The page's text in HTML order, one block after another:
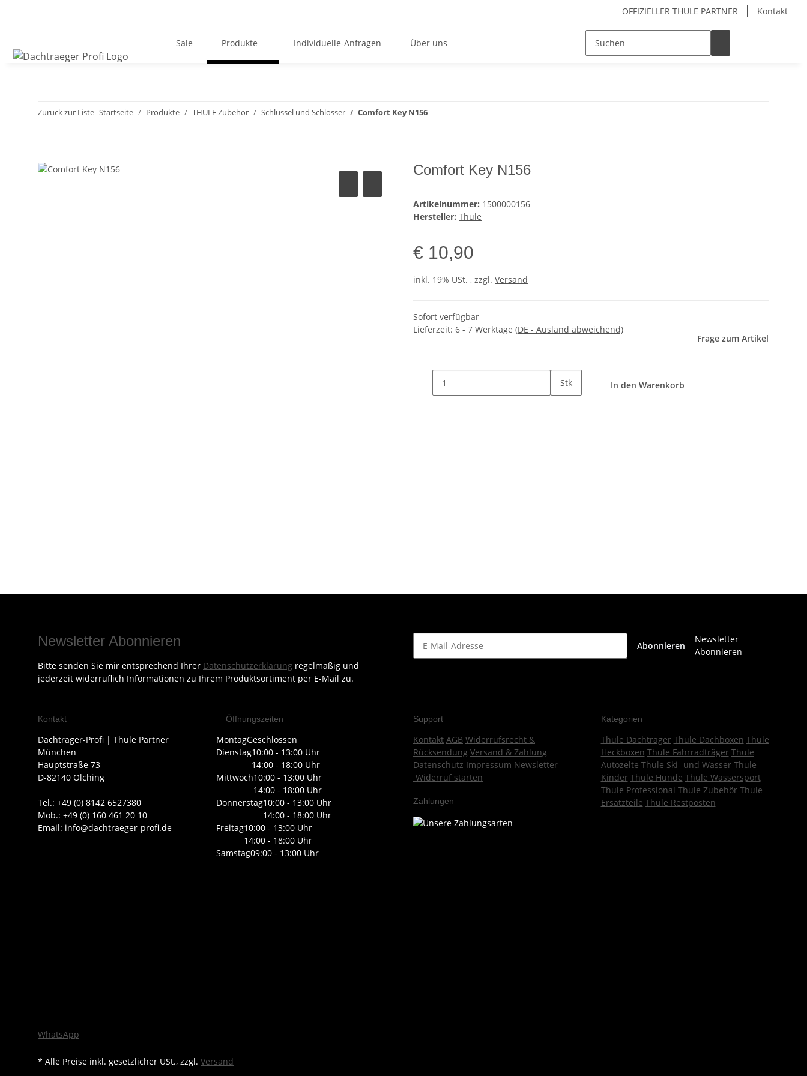
OFFIZIELLER THULE PARTNER Kontakt
Sale Produkte Individuelle-Anfragen Über uns
Zurück zur Liste Startseite Produkte THULE Zubehör Schlüssel und Schlösser Comfort Key N156
Comfort Key N156
Artikelnummer: 1500000156
Hersteller: Thule
€ 10,90
inkl. 19% USt. , zzgl. Versand
Sofort verfügbar
Lieferzeit: 6 - 7 Werktage (DE - Ausland abweichend)
Frage zum Artikel
Stk In den Warenkorb
Newsletter Abonnieren
Bitte senden Sie mir entsprechend Ihrer Datenschutzerklärung regelmäßig und
jederzeit widerruflich Informationen zu Ihrem Produktsortiment per E-Mail zu.
Abonnieren
Newsletter
Abonnieren
Kontakt
Dachträger-Profi | Thule Partner
München
Hauptstraße 73
D-82140 Olching
Tel.: +49 (0) 8142 6527380
Mob.: +49 (0) 160 461 20 10
Email: info@dachtraeger-profi.de
WhatsApp
Öffnungszeiten
MontagGeschlossen
Dienstag10:00 - 13:00 Uhr
14:00 - 18:00 Uhr
Mittwoch10:00 - 13:00 Uhr
14:00 - 18:00 Uhr
Donnerstag10:00 - 13:00 Uhr
14:00 - 18:00 Uhr
Freitag10:00 - 13:00 Uhr
14:00 - 18:00 Uhr
Samstag09:00 - 13:00 Uhr
Support
Kontakt AGB Widerrufsrecht &
Rücksendung Versand & Zahlung
Datenschutz Impressum Newsletter
Widerruf starten
Zahlungen
Kategorien
Thule Dachträger Thule Dachboxen Thule
Heckboxen Thule Fahrradträger Thule
Autozelte Thule Ski- und Wasser Thule
Kinder Thule Hunde Thule Wassersport
Thule Professional Thule Zubehör Thule
Ersatzteile Thule Restposten
* Alle Preise inkl. gesetzlicher USt., zzgl. Versand